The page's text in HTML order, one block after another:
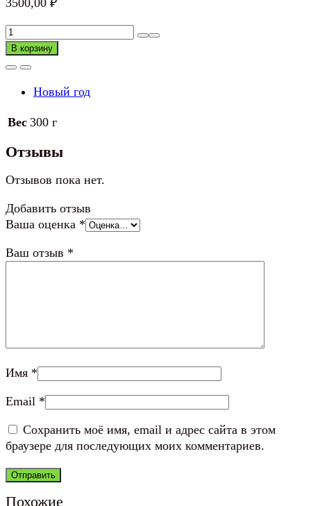
Количество
товара
Фигурка
Дед
В корзину
Новый год
Вес 300 г
Отзывы
Отзывов пока нет.
Добавить отзыв
Ваша оценка *
Ваш отзыв *
Имя *
Email *
Сохранить моё имя, email и адрес сайта в этом
браузере для последующих моих комментариев.
Похожие